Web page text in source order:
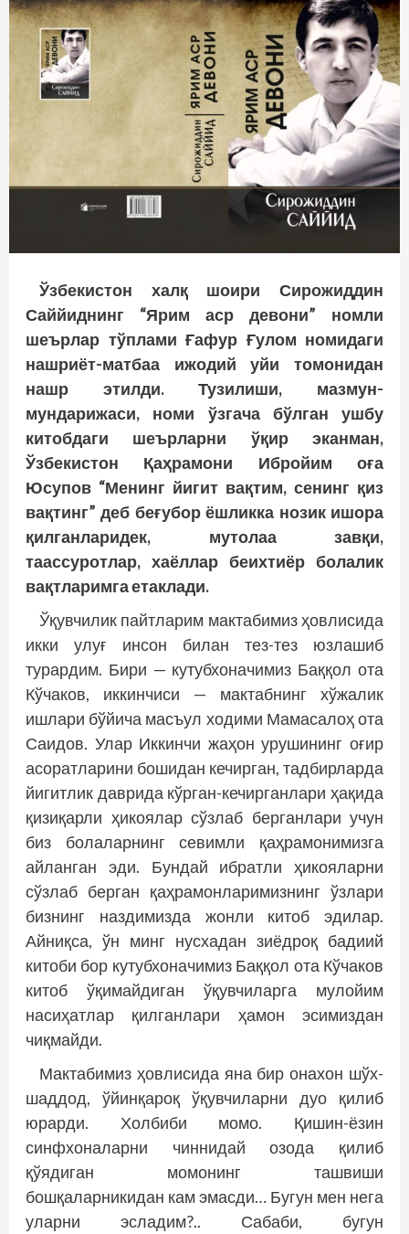
Ўзбекистон халқ шоири Сирожиддин
Саййиднинг “Ярим аср девони” номли
шеърлар тўплами Ғафур Ғулом номидаги
нашриёт-матбаа ижодий уйи томонидан
нашр этилди. Тузилиши, мазмун-
мундарижаси, номи ўзгача бўлган ушбу
китобдаги шеърларни ўқир эканман,
Ўзбекистон Қаҳрамони Ибройим оға
Юсупов “Менинг йигит вақтим, сенинг қиз
вақтинг” деб беғубор ёшликка нозик ишора
қилганларидек, мутолаа завқи,
таассуротлар, хаёллар беихтиёр болалик
вақтларимга етаклади.
Ўқувчилик пайтларим мактабимиз ҳовлисида
икки улуғ инсон билан тез-тез юзлашиб
турардим. Бири — кутубхоначимиз Баққол ота
Кўчаков, иккинчиси — мактабнинг хўжалик
ишлари бўйича масъул ходими Мамасалоҳ ота
Саидов. Улар Иккинчи жаҳон урушининг оғир
асоратларини бошидан кечирган, тадбирларда
йигитлик даврида кўрган-кечирганлари ҳақида
қизиқарли ҳикоялар сўзлаб берганлари учун
биз болаларнинг севимли қаҳрамонимизга
айланган эди. Бундай ибратли ҳикояларни
сўзлаб берган қаҳрамонларимизнинг ўзлари
бизнинг наздимизда жонли китоб эдилар.
Айниқса, ўн минг нусхадан зиёдроқ бадиий
китоби бор кутубхоначимиз Баққол ота Кўчаков
китоб ўқимайдиган ўқувчиларга мулойим
насиҳатлар қилганлари ҳамон эсимиздан
чиқмайди.
Мактабимиз ҳовлисида яна бир онахон шўх-
шаддод, ўйинқароқ ўқувчиларни дуо қилиб
юрарди. Холбиби момо. Қишин-ёзин
синфхоналарни чиннидай озода қилиб
қўядиган момонинг ташвиши
бошқаларникидан кам эмасди… Бугун мен нега
уларни эсладим?.. Сабаби, бугун